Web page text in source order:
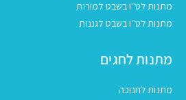
מתנות לט״ו בשבט למורות
מתנות לט״ו בשבט לגננות
מתנות לחגים
מתנות לחנוכה